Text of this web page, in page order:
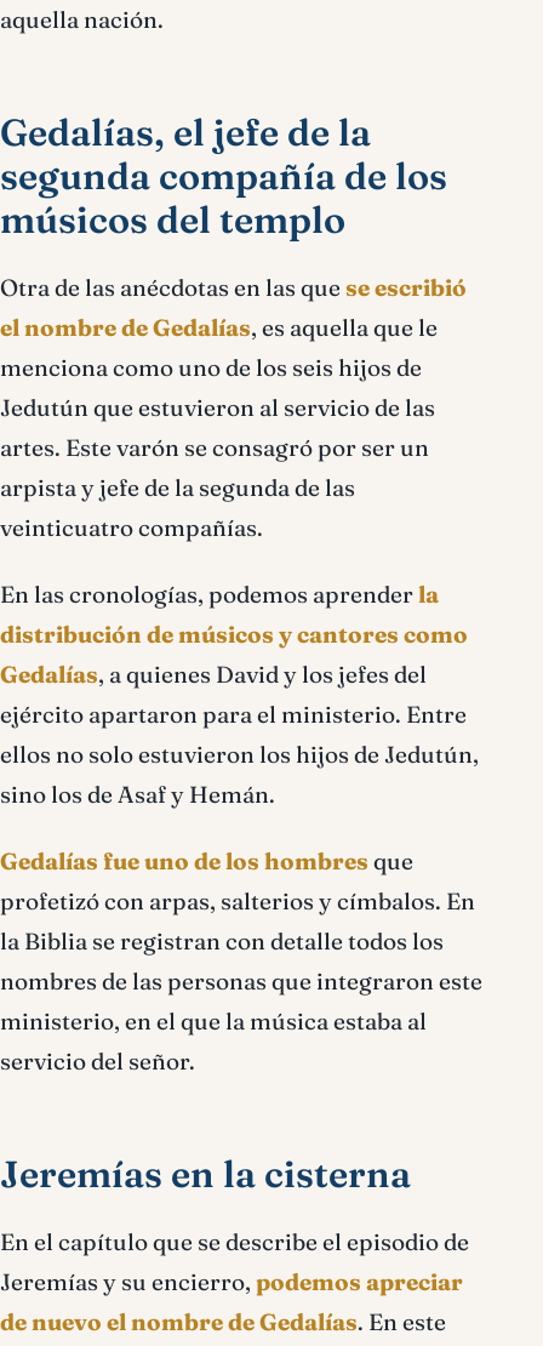
aquella nación.
Gedalías, el jefe de la
segunda compañía de los
músicos del templo
Otra de las anécdotas en las que se escribió
el nombre de Gedalías, es aquella que le
menciona como uno de los seis hijos de
Jedutún que estuvieron al servicio de las
artes. Este varón se consagró por ser un
arpista y jefe de la segunda de las
veinticuatro compañías.
En las cronologías, podemos aprenderla
distribución de músicos y cantores como
Gedalías, a quienes David y los jefes del
ejército apartaron para el ministerio. Entre
ellos no solo estuvieron los hijos de Jedutún,
sino los de Asaf y Hemán.
Gedalías fue uno de los hombres que
profetizó con arpas, salterios y címbalos. En
la Biblia se registran con detalle todos los
nombres de las personas que integraron este
ministerio, en el que la música estaba al
servicio del señor.
Jeremías en la cisterna
En el capítulo que se describe el episodio de
Jeremías y su encierro, podemos apreciar
de nuevo el nombre de Gedalías. En este